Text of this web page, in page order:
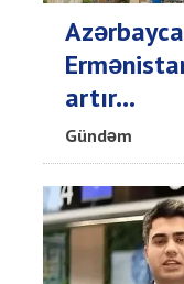
artır...
Gündəm